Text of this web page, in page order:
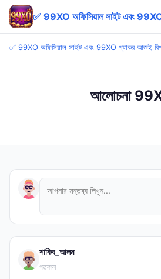
✅ 99XO অফিসিয়াল সাইট এবং 99XO গ্যাকর আজই
আলোচনা
শাকিব_আলম
গতকাল